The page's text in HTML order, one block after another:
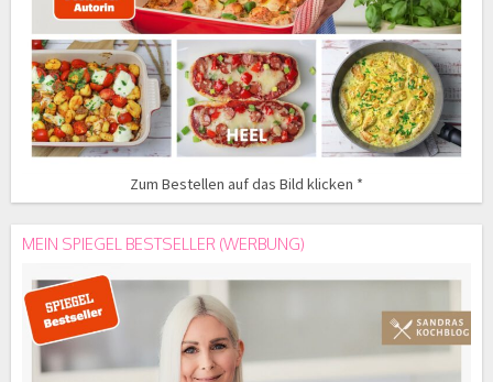
Zum Bestellen auf das Bild klicken *
MEIN SPIEGEL BESTSELLER (WERBUNG)